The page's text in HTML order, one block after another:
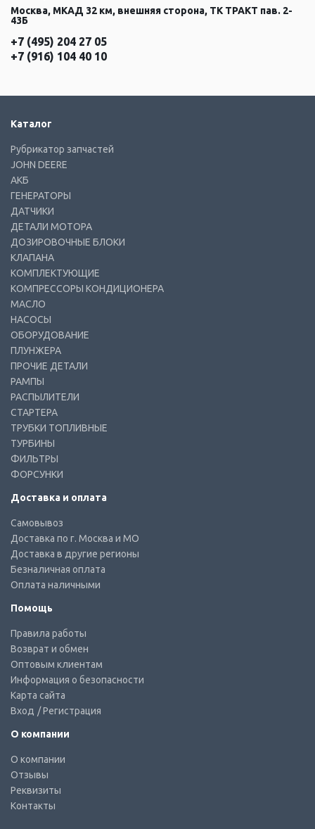
Москва, МКАД 32 км, внешняя сторона, ТК ТРАКТ пав. 2-
43Б
+7 (495) 204 27 05
+7 (916) 104 40 10
Каталог
Рубрикатор запчастей
JOHN DEERE
АКБ
ГЕНЕРАТОРЫ
ДАТЧИКИ
ДЕТАЛИ МОТОРА
ДОЗИРОВОЧНЫЕ БЛОКИ
КЛАПАНА
КОМПЛЕКТУЮЩИЕ
КОМПРЕССОРЫ КОНДИЦИОНЕРА
МАСЛО
НАСОСЫ
ОБОРУДОВАНИЕ
ПЛУНЖЕРА
ПРОЧИЕ ДЕТАЛИ
РАМПЫ
РАСПЫЛИТЕЛИ
СТАРТЕРА
ТРУБКИ ТОПЛИВНЫЕ
ТУРБИНЫ
ФИЛЬТРЫ
ФОРСУНКИ
Доставка и оплата
Самовывоз
Доставка по г. Москва и МО
Доставка в другие регионы
Безналичная оплата
Оплата наличными
Помощь
Правила работы
Возврат и обмен
Оптовым клиентам
Информация о безопасности
Карта сайта
Вход / Регистрация
О компании
О компании
Отзывы
Реквизиты
Контакты